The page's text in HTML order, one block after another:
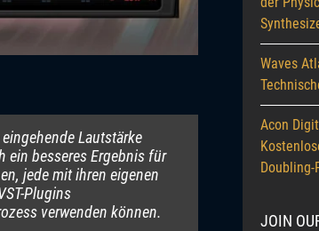
Lautstärke
ein besseres Ergebnis für
jede mit ihren eigenen
Plugins
verwenden können.
Waves
Acon
JOIN